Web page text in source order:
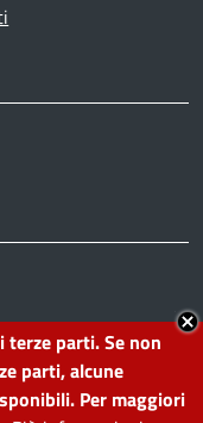
parti. Se non
parti, alcune
Per maggiori